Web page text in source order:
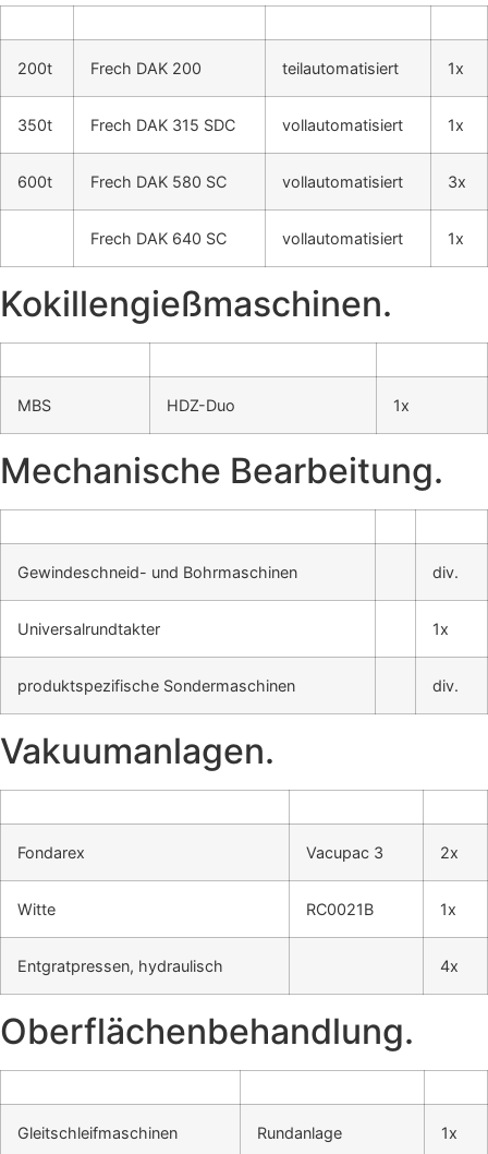
200t Frech DAK 200 teil­au­to­ma­ti­siert 1x
350t Frech DAK 315 SDC voll­au­to­ma­ti­siert 1x
600t Frech DAK 580 SC voll­au­to­ma­ti­siert 3x
Frech DAK 640 SC voll­au­to­ma­ti­siert 1x
Kokil­len­gieß­ma­schi­nen.
MBS HDZ-Duo 1x
Mecha­ni­sche Bear­bei­tung.
Gewin­de­schneid- und Bohr­ma­schi­nen div.
Uni­ver­sal­rund­tak­ter 1x
pro­dukt­spe­zi­fi­sche Son­der­ma­schi­nen div.
Vaku­um­an­la­gen.
Fon­darex Vacu­pac 3 2x
Wit­te RC0021B 1x
Ent­grat­pres­sen, hydrau­lisch 4x
Ober­flä­chen­be­hand­lung.
Gleit­schleif­ma­schi­nen Rund­an­la­ge 1x